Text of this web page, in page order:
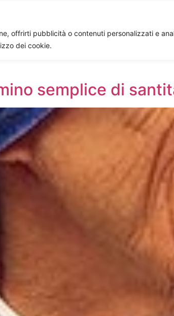
offrirti pubblicità o contenuti personalizzati e
dei cookie.
semplice di